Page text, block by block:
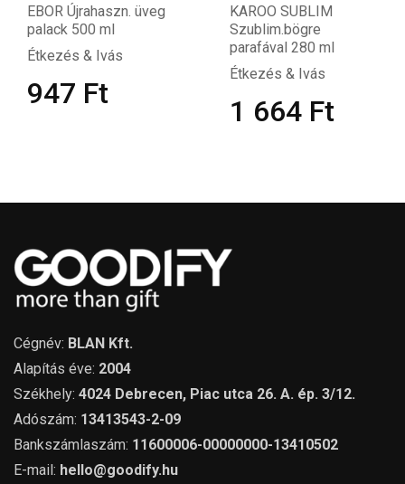
EBOR Újrahaszn. üveg
palack 500 ml
Étkezés & Ivás
947 Ft
KAROO SUBLIM
Szublim.bögre
parafával 280 ml
Étkezés & Ivás
1 664 Ft
Cégnév: BLAN Kft.
Alapítás éve: 2004
Székhely: 4024 Debrecen, Piac utca 26. A. ép. 3/12.
Adószám: 13413543-2-09
Bankszámlaszám: 11600006-00000000-13410502
E-mail: hello@goodify.hu